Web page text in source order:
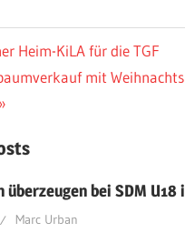
Heim-KiLA für die TGF
mit
überzeugen bei SDM U18
Marc Urban